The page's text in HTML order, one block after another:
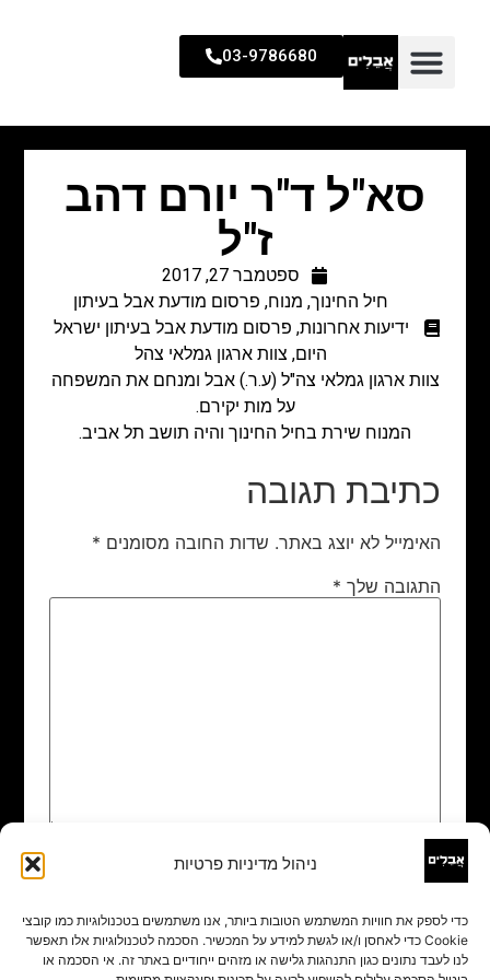
ניהול מדיניות פרטיות
כדי לספק את חוויות המשתמש הטובות ביותר, אנו משתמשים בטכנולוגיות כמו קובצי
Cookie כדי לאחסן ו/או לגשת למידע על המכשיר. הסכמה לטכנולוגיות אלו תאפשר
לנו לעבד נתונים כגון התנהגות גלישה או מזהים ייחודיים באתר זה. אי הסכמה או
03-9786680
סא"ל ד"ר יורם דהב
ז"ל
ספטמבר 27, 2017
חיל החינוך, מנוח, פרסום מודעת אבל בעיתון
ידיעות אחרונות, פרסום מודעת אבל בעיתון ישראל
היום, צוות ארגון גמלאי צהל
צוות ארגון גמלאי צה"ל (ע.ר.) אבל ומנחם את המשפחה
על מות יקירם.
המנוח שירת בחיל החינוך והיה תושב תל אביב.
כתיבת תגובה
האימייל לא יוצג באתר. שדות החובה מסומנים *
התגובה שלך *
שם
אימייל*